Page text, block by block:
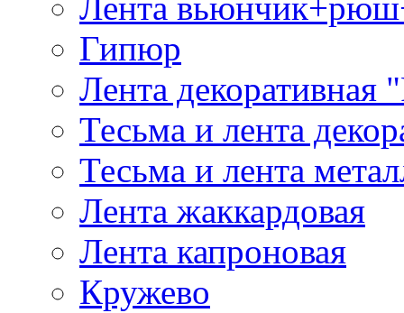
Гипюр
Лента декоративная
Тесьма и лента
Тесьма и лента
Лента жаккардовая
Лента капроновая
Кружево